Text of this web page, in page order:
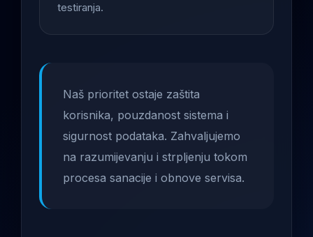
testiranja.
Naš prioritet ostaje zaštita
korisnika, pouzdanost sistema i
sigurnost podataka. Zahvaljujemo
na razumijevanju i strpljenju tokom
procesa sanacije i obnove servisa.